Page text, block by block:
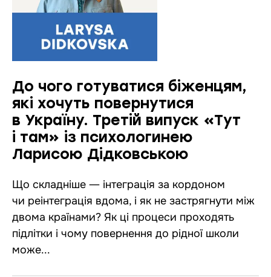
До чого готуватися біженцям,
які хочуть повернутися
в Україну. Третій випуск «Тут
і там» із психологинею
Ларисою Дідковською
Що складніше ― інтеграція за кордоном
чи реінтеграція вдома, і як не застрягнути між
двома країнами? Як ці процеси проходять
підлітки і чому повернення до рідної школи
може...